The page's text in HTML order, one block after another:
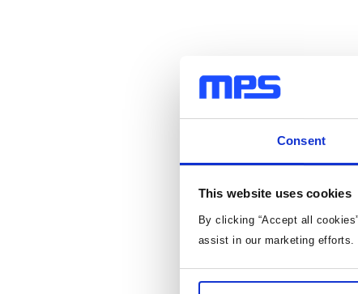
Consent
This website uses cookies
By clicking “Accept all
assist in our marketing efforts.